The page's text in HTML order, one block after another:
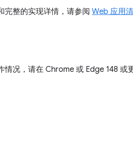
完整的实现详情，请参阅 Web 应用
况，请在 Chrome 或 Edge 148 或